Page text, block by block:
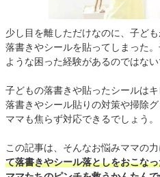
少し目を離しただけなのに、子ど
落書きやシールを貼ってしまった
ような困った経験があるのではない
子どもの落書きや貼ったシールは
落書きやシール貼りの対策や掃除
ママも焦らず対応できるでしょう。
この記事は、そんなお悩みママの力
て落書きやシール落としをおこな